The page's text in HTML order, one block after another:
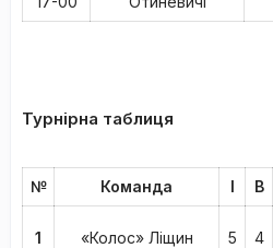
Турнірна таблиця
№ Команда І В
1 «Колос» Ліщин 5 4